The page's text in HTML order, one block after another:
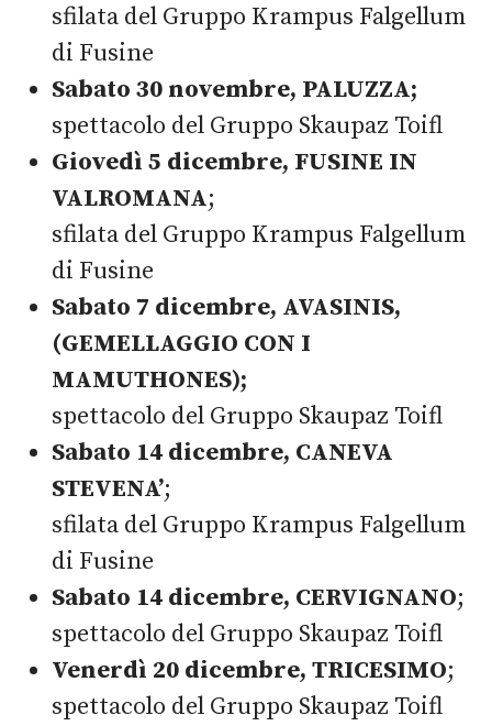
sfilata del Gruppo Krampus Falgellum
di Fusine
Sabato 30 novembre, PALUZZA;
spettacolo del Gruppo Skaupaz Toifl
Giovedì 5 dicembre, FUSINE IN
VALROMANA;
sfilata del Gruppo Krampus Falgellum
di Fusine
Sabato 7 dicembre, AVASINIS,
(GEMELLAGGIO CON I
MAMUTHONES);
spettacolo del Gruppo Skaupaz Toifl
Sabato 14 dicembre, CANEVA
STEVENA’;
sfilata del Gruppo Krampus Falgellum
di Fusine
Sabato 14 dicembre, CERVIGNANO;
spettacolo del Gruppo Skaupaz Toifl
Venerdì 20 dicembre, TRICESIMO;
spettacolo del Gruppo Skaupaz Toifl